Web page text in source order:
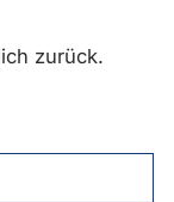
zurück.